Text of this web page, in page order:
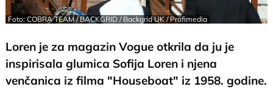
Foto: COBRA TEAM / BACKGRID / Backgrid UK / Profimedia
Loren je za magazin Vogue otkrila da ju je
inspirisala glumica Sofija Loren i njena
venčanica iz filma "Houseboat" iz 1958. godine.